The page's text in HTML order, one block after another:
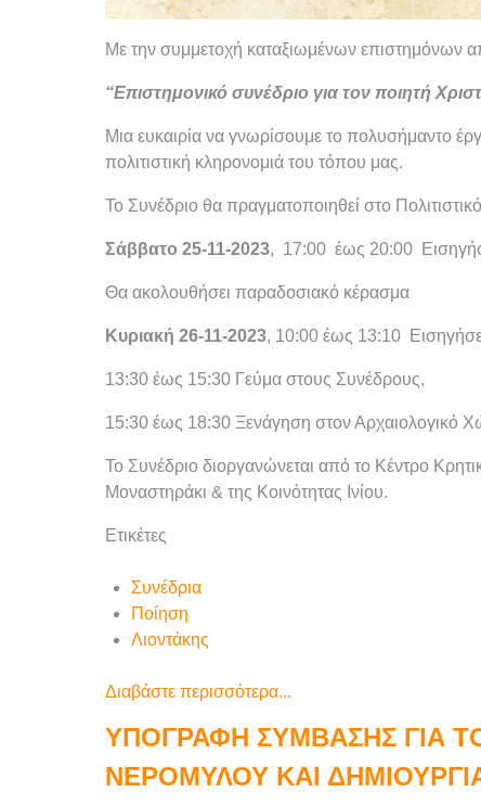
Με την συμμετοχή καταξιωμένων επιστημόνων
“Επιστημονικό συνέδριο για τον ποιητή
Μια ευκαιρία να γνωρίσουμε το πολυσήμαντο
πολιτιστική κληρονομιά του τόπου μας.
Το Συνέδριο θα πραγματοποιηθεί στο
Σάββατο 25-11-2023, 17:00 έως 20:00
Θα ακολουθήσει παραδοσιακό κέρασμα
Κυριακή 26-11-2023, 10:00 έως 13:10
13:30 έως 15:30 Γεύμα στους Συνέδρους,
15:30 έως 18:30 Ξενάγηση στον Αρχαιολογικό
Το Συνέδριο διοργανώνεται από το Κέντρο
Μοναστηράκι & της Κοινότητας Ινίου.
Ετικέτες
Συνέδρια
Ποίηση
Λιοντάκης
Διαβάστε περισσότερα...
ΥΠΟΓΡΑΦΗ ΣΥΜΒΑΣΗΣ ΓΙΑ
ΝΕΡΟΜΥΛΟΥ ΚΑΙ